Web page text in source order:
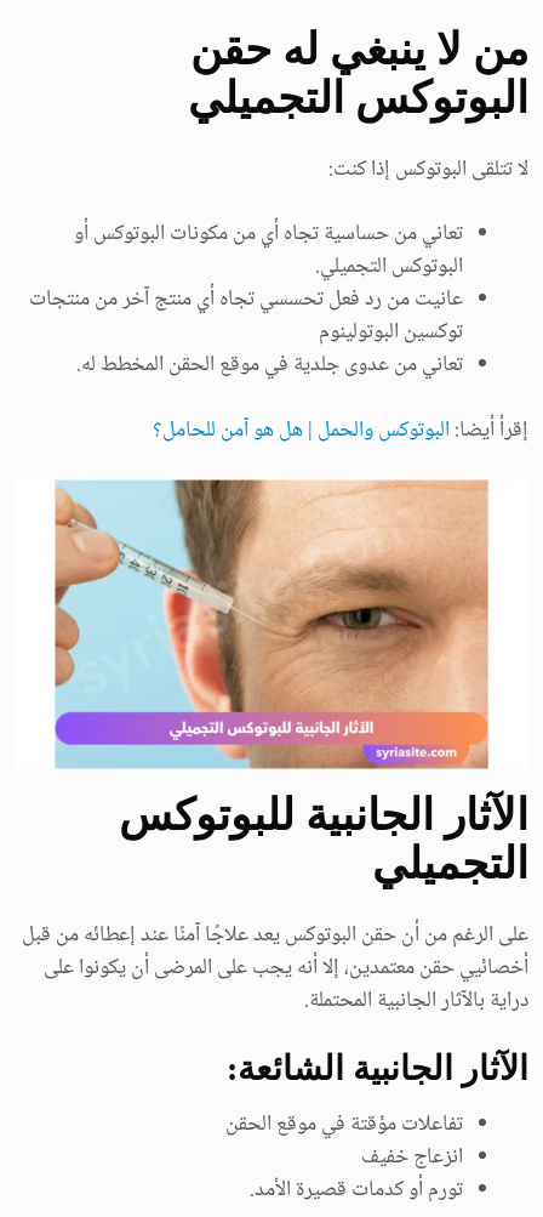
من لا ينبغي له حقن
البوتوكس التجميلي
لا تتلقى البوتوكس إذا كنت:
تعاني من حساسية تجاه أي من مكونات البوتوكس أو
البوتوكس التجميلي.
عانيت من رد فعل تحسسي تجاه أي منتج آخر من منتجات
توكسين البوتولينوم
تعاني من عدوى جلدية في موقع الحقن المخطط له.
إقرأ أيضا: البوتوكس والحمل | هل هو آمن للحامل؟
الآثار الجانبية للبوتوكس
التجميلي
على الرغم من أن حقن البوتوكس يعد علاجًا آمنًا عند إعطائه من قبل
أخصائيي حقن معتمدين، إلا أنه يجب على المرضى أن يكونوا على
دراية بالآثار الجانبية المحتملة.
الآثار الجانبية الشائعة:
تفاعلات مؤقتة في موقع الحقن
انزعاج خفيف
تورم أو كدمات قصيرة الأمد.